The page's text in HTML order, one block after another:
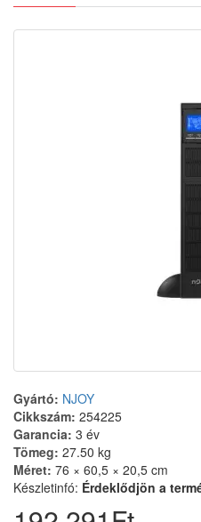
Gyártó: NJOY
Cikkszám: 254225
Garancia: 3 év
Tömeg: 27.50 kg
Méret: 76 × 60,5 × 20,5 cm
Készletinfó: Érdeklődjön a